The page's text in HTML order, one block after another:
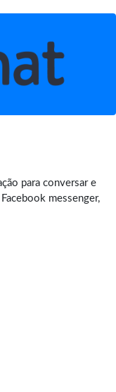
para conversar e
messenger,